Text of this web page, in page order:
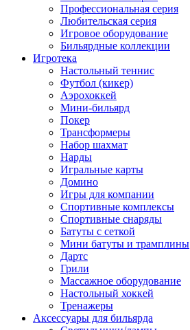
Профессиональная серия
Любительская серия
Игровое оборудование
Бильярдные коллекции
Игротека
Настольный теннис
Футбол (кикер)
Аэрохоккей
Мини-бильярд
Покер
Трансформеры
Набор шахмат
Нарды
Игральные карты
Домино
Игры для компании
Спортивные комплексы
Спортивные снаряды
Батуты с сеткой
Мини батуты и трамплины
Дартс
Грили
Массажное оборудование
Настольный хоккей
Тренажеры
Аксессуары для бильярда